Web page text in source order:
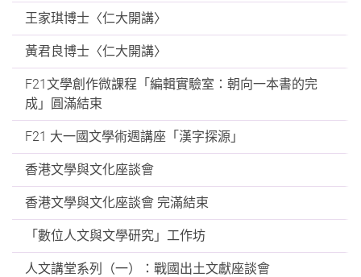
王家琪博士〈仁大開講〉
黃君良博士〈仁大開講〉
F21文學創作微課程「編輯實驗室：朝向一本書的完
成」圓滿結束
F21 大一國文學術週講座「漢字探源」
香港文學與文化座談會
香港文學與文化座談會 完滿結束
「數位人文與文學研究」工作坊
人文講堂系列（一）：戰國出土文獻座談會